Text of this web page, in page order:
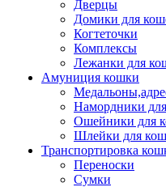
Дверцы
Домики для
Когтеточки
Комплексы
Лежанки для
Амуниция кошки
Намордники
Ошейники для
Шлейки для
Транспортировка
Переноски
Сумки